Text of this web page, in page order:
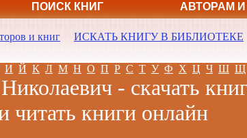
ПОИСК КНИГ АВТОРАМ И
и книг ИСКАТЬ КНИГУ В БИБЛИОТЕКЕ
И Й К Л М Н О П Р С Т У Ф Х Ц Ч Ш Щ
- скачать
читать книги онлайн